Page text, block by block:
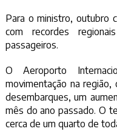
Para o ministro, outubro
com recordes
passageiros.
O Aeroporto
movimentação na
desembarques, um
mês do ano passado. O
cerca de um quarto de